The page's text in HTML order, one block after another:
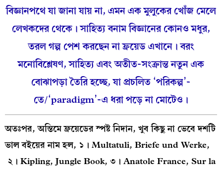
বিজ্ঞানপথে যা জানা যায় না, এমন এক মুলুকের খোঁজ মেলে
লেখকদের থেকে। সাহিত্য বনাম বিজ্ঞানের কোনও মধুর,
তরল গল্প পেশ করছেন না ফ্রয়েড এখানে। বরং
মনোবিশ্লেষণ, সাহিত্য এবং অতীত-সংক্রান্ত নতুন এক
বোঝাপড়া তৈরি হচ্ছে, যা প্রচলিত ‘পরিকল্প’-
তে/‘paradigm’-এ ধরা পড়ে না মোটেও।
অতঃপর, অন্তিমে ফ্রয়েডের স্পষ্ট নিদান, খুব কিছু না ভেবে দশটি
ভাল বইয়ের নাম হল, ১। Multatuli, Briefe und Werke,
২। Kipling, Jungle Book, ৩। Anatole France, Sur la